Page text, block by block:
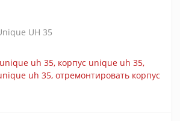
UH 35
uh 35, корпус unique uh 35,
uh 35, отремонтировать корпус